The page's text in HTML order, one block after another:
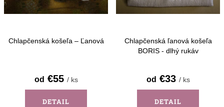
k
o
d
k
Chlapčenská košeľa – Ľanová
od €55 / ks
DETAIL
Chlapčenská ľanová košeľa
BORIS - dlhý rukáv
od €33 / ks
DETAIL